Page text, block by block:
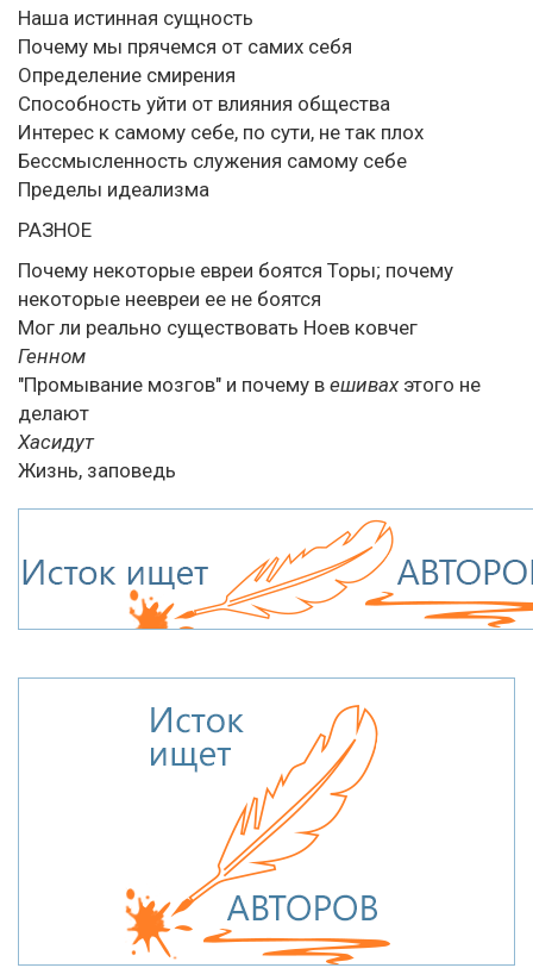
Наша истинная сущность
Почему мы прячемся от самих себя
Определение смирения
Способность уйти от влияния общества
Интерес к самому себе, по сути, не так плох
Бессмысленность служения самому себе
Пределы идеализма
РАЗНОЕ
Почему некоторые евреи боятся Торы; почему
некоторые неевреи ее не боятся
Мог ли реально существовать Ноев ковчег
Генном
"Промывание мозгов" и почему в ешивах этого не
делают
Хасидут
Жизнь, заповедь